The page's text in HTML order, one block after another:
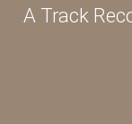
A Track